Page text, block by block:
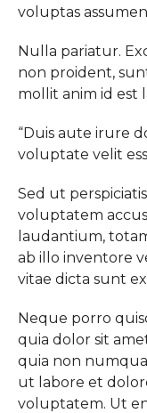
voluptas
Nulla pariatur.
non proident,
mollit anim id est
“Duis aute irure
voluptate velit
Sed ut
voluptatem
laudantium,
ab illo inventore
vitae dicta sunt
Neque porro
quia dolor sit
quia non
ut labore et
voluptatem. Ut